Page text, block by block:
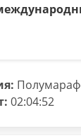
02:04:52